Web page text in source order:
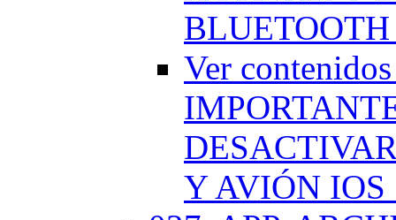
Ver
Y AVIÓN IOS